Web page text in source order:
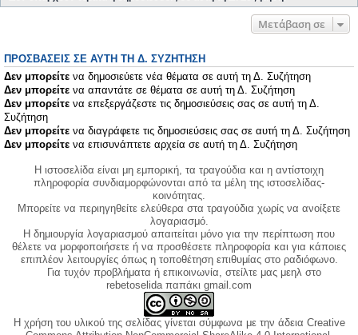
Μετάβαση σε
ΠΡΟΣΒΆΣΕΙΣ ΣΕ ΑΥΤΉ ΤΗ Δ. ΣΥΖΉΤΗΣΗ
Δεν μπορείτε να δημοσιεύετε νέα θέματα σε αυτή τη Δ. Συζήτηση
Δεν μπορείτε να απαντάτε σε θέματα σε αυτή τη Δ. Συζήτηση
Δεν μπορείτε να επεξεργάζεστε τις δημοσιεύσεις σας σε αυτή τη Δ.
Συζήτηση
Δεν μπορείτε να διαγράφετε τις δημοσιεύσεις σας σε αυτή τη Δ. Συζήτηση
Δεν μπορείτε να επισυνάπτετε αρχεία σε αυτή τη Δ. Συζήτηση
Η ιστοσελίδα είναι μη εμπορική, τα τραγούδια και η αντίστοιχη
πληροφορία συνδιαμορφώνονται από τα μέλη της ιστοσελίδας-
κοινότητας.
Μπορείτε να περιηγηθείτε ελεύθερα στα τραγούδια χωρίς να ανοίξετε
λογαριασμό.
Η δημιουργία λογαριασμού απαιτείται μόνο για την περίπτωση που
θέλετε να μορφοποιήσετε ή να προσθέσετε πληροφορία και για κάποιες
επιπλέον λειτουργίες όπως η τοποθέτηση επιθυμίας στο ραδιόφωνο.
Για τυχόν προβλήματα ή επικοινωνία, στείλτε μας μεηλ στο
rebetoselida παπάκι gmail.com
Η χρήση του υλικού της σελίδας γίνεται σύμφωνα με την άδεια Creative